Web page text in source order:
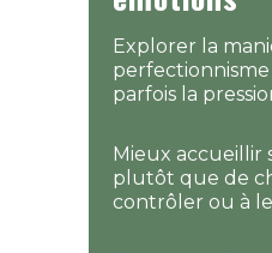
Explorer la
parfois la
Mieux accueillir
plutôt que de
contrôler ou à